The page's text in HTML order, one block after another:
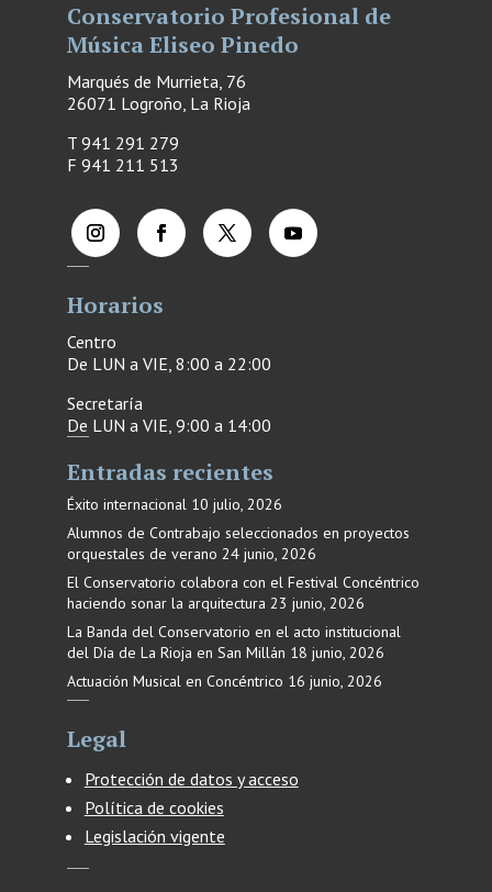
Conservatorio Profesional de
Música Eliseo Pinedo
Marqués de Murrieta, 76
26071 Logroño, La Rioja
T 941 291 279
F 941 211 513
Horarios
Centro
De LUN a VIE, 8:00 a 22:00
Secretaría
De LUN a VIE, 9:00 a 14:00
Entradas recientes
Éxito internacional 10 julio, 2026
Alumnos de Contrabajo seleccionados en proyectos
orquestales de verano 24 junio, 2026
El Conservatorio colabora con el Festival Concéntrico
haciendo sonar la arquitectura 23 junio, 2026
La Banda del Conservatorio en el acto institucional
del Día de La Rioja en San Millán 18 junio, 2026
Actuación Musical en Concéntrico 16 junio, 2026
Legal
Protección de datos y acceso
Política de cookies
Legislación vigente